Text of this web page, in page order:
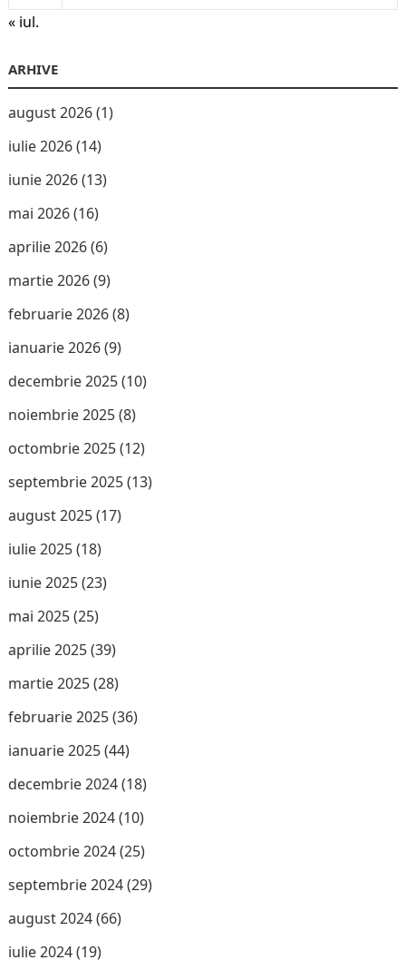
« iul.
ARHIVE
august 2026(1)
iulie 2026(14)
iunie 2026(13)
mai 2026(16)
aprilie 2026(6)
martie 2026(9)
februarie 2026(8)
ianuarie 2026(9)
decembrie 2025(10)
noiembrie 2025(8)
octombrie 2025(12)
septembrie 2025(13)
august 2025(17)
iulie 2025(18)
iunie 2025(23)
mai 2025(25)
aprilie 2025(39)
martie 2025(28)
februarie 2025(36)
ianuarie 2025(44)
decembrie 2024(18)
noiembrie 2024(10)
octombrie 2024(25)
septembrie 2024(29)
august 2024(66)
iulie 2024(19)